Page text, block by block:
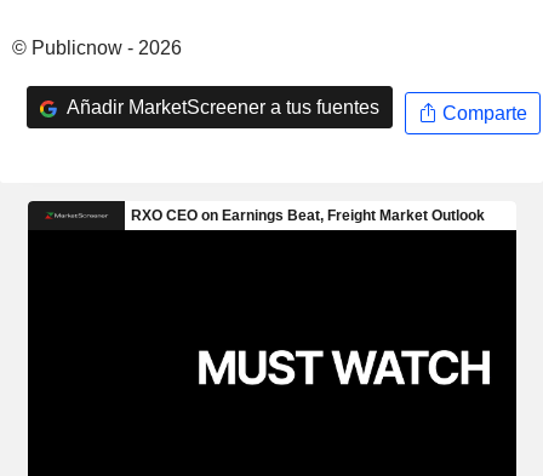
© Publicnow - 2026
Añadir MarketScreener a tus fuentes Comparte